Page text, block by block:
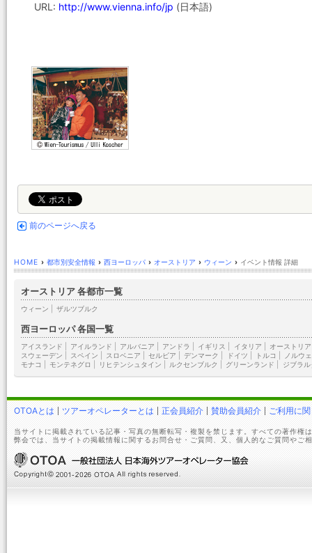
URL: http://www.vienna.info/jp (日本語)
前のページへ戻る
HOME › 都市別安全情報 › 西ヨーロッパ › オーストリア › ウィーン › イベント情報 詳細
オーストリア 各都市一覧
ウィーン ザルツブルク
西ヨーロッパ 各国一覧
アイスランド アイルランド アルバニア アンドラ イギリス イタリア オーストリア
スウェーデン
スペイン スロベニア セルビア デンマーク ドイツ トルコ
ノルウ
モナコ
モンテネグロ リヒテンシュタイン ルクセンブルク グリーンランド ジブラル
OTOAとは ツアーオペレーターとは 正会員紹介 賛助会員紹介 ご利用に
当サイトに掲載されている記事・写真の無断転写・複製を禁じます。すべての著作権
弊会では、当サイトの掲載情報に関するお問合せ・ご質問、又、個人的なご質問やご